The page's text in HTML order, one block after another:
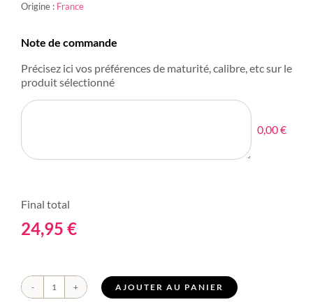
Origine : France
Note de commande
Précisez ici vos préférences de maturité, calibre, etc sur le
produit sélectionné
0,00 €
Final total
24,95 €
quantité
AJOUTER AU PANIER